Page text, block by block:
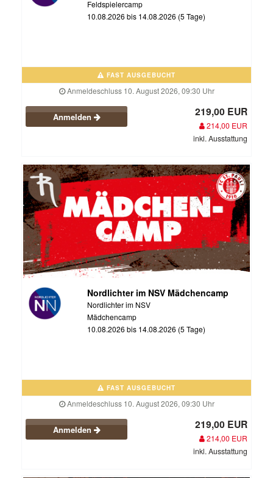
Feldspielercamp
10.08.2026 bis 14.08.2026 (5 Tage)
FAST AUSGEBUCHT
Anmeldeschluss 10. August 2026, 09:30 Uhr
Anmelden 219,00 EUR
214,00 EUR
inkl. Ausstattung
Nordlichter im NSV Mädchencamp
Nordlichter im NSV
Mädchencamp
10.08.2026 bis 14.08.2026 (5 Tage)
FAST AUSGEBUCHT
Anmeldeschluss 10. August 2026, 09:30 Uhr
Anmelden 219,00 EUR
214,00 EUR
inkl. Ausstattung